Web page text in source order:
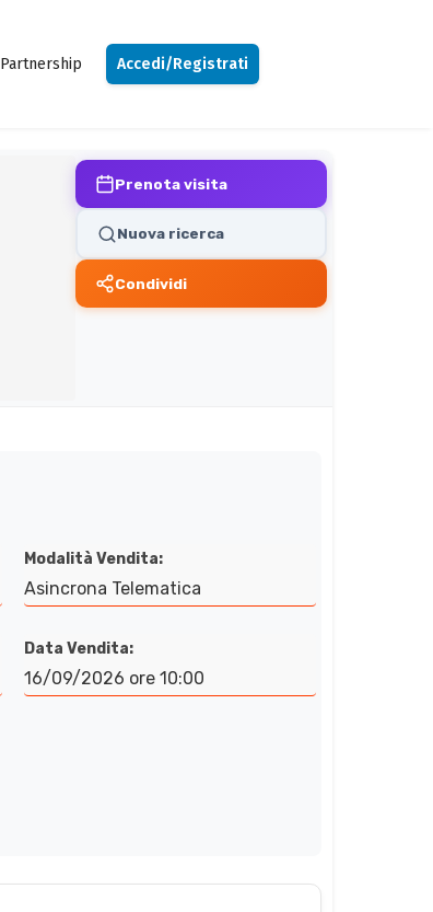
Partnership Accedi/Registrati
Prenota visita
Nuova ricerca
Condividi
Modalità Vendita:
Asincrona Telematica
Data Vendita:
16/09/2026 ore 10:00